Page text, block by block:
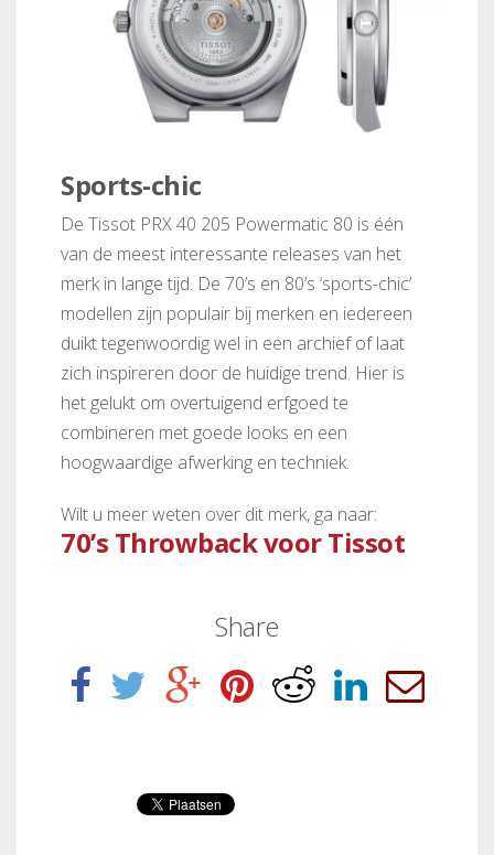
Sports-chic
De Tissot PRX 40 205 Powermatic 80 is één
van de meest interessante releases van het
merk in lange tijd. De 70’s en 80’s ‘sports-chic’
modellen zijn populair bij merken en iedereen
duikt tegenwoordig wel in een archief of laat
zich inspireren door de huidige trend. Hier is
het gelukt om overtuigend erfgoed te
combineren met goede looks en een
hoogwaardige afwerking en techniek.
Wilt u meer weten over dit merk, ga naar:
70’s Throwback voor Tissot
Share